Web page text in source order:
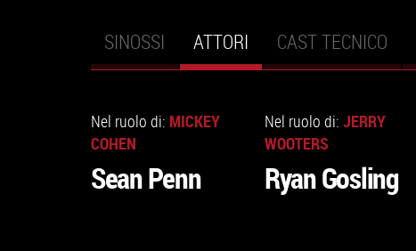
Schede primarie
SINOSSI ATTORI (SCHEDA
ATTIVA)
CAST TECNICO
Nel ruolo di: MICKEY
COHEN
Sean Penn
Nel ruolo di: JERRY
WOOTERS
Ryan Gosling